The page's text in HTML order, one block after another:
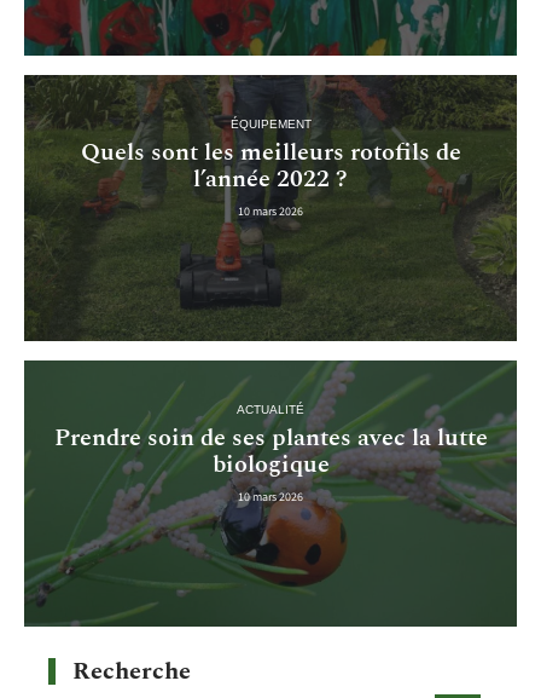
ÉQUIPEMENT
Quels sont les meilleurs rotofils de
l’année 2022 ?
10 mars 2026
ACTUALITÉ
Prendre soin de ses plantes avec la lutte
biologique
10 mars 2026
Recherche